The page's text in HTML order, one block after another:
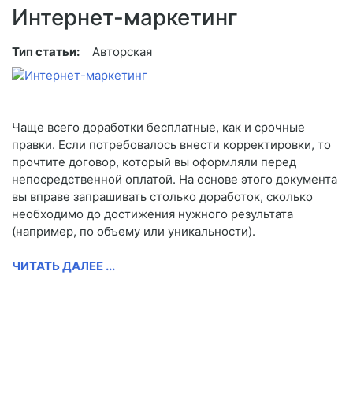
Интернет-маркетинг
Тип статьи: Авторская
Чаще всего доработки бесплатные, как и срочные
правки. Если потребовалось внести корректировки, то
прочтите договор, который вы оформляли перед
непосредственной оплатой. На основе этого документа
вы вправе запрашивать столько доработок, сколько
необходимо до достижения нужного результата
(например, по объему или уникальности).
ЧИТАТЬ ДАЛЕЕ ...